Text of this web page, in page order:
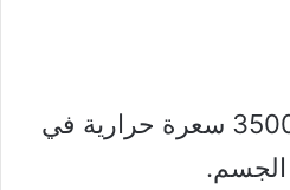
هناك ما يقرب من 3500 سعرة حرارية في